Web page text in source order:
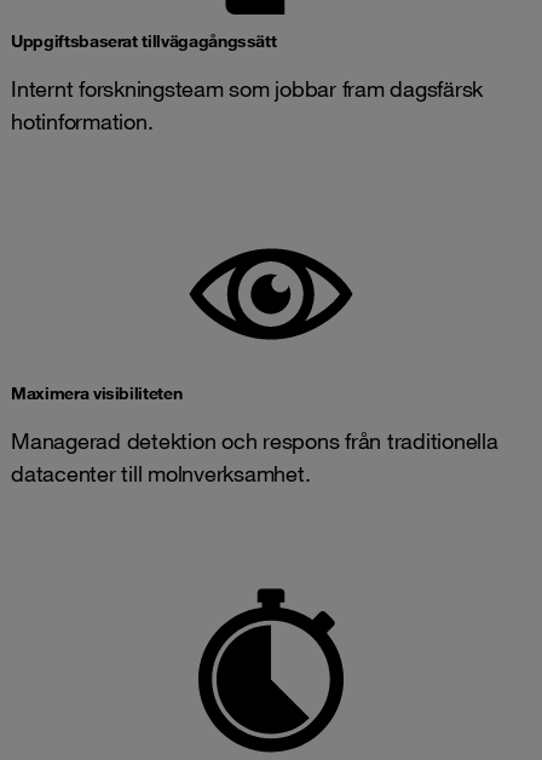
Uppgiftsbaserat tillvägagångssätt
Internt forskningsteam som jobbar fram dagsfärsk
hotinformation.
Maximera visibiliteten
Managerad detektion och respons från traditionella
datacenter till molnverksamhet.